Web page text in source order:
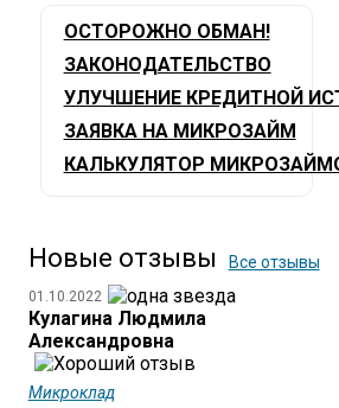
ОСТОРОЖНО ОБМАН!
ЗАКОНОДАТЕЛЬСТВО
УЛУЧШЕНИЕ КРЕДИТНОЙ
ЗАЯВКА НА МИКРОЗАЙМ
КАЛЬКУЛЯТОР
Новые отзывы Все отзывы
01.10.2022
Кулагина Людмила
Александровна
Микроклад